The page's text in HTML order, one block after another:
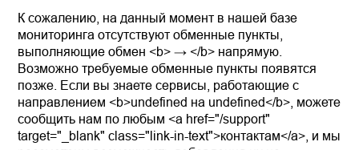
К сожалению, на данный момент в нашей базе
мониторинга отсутствуют обменные пункты,
выполняющие обмен <b> → </b> напрямую.
Возможно требуемые обменные пункты появятся
позже. Если вы знаете сервисы, работающие с
направлением <b>undefined на undefined</b>, можете
сообщить нам по любым <a href="/support"
target="_blank" class="link-in-text">контактам</a>, и мы